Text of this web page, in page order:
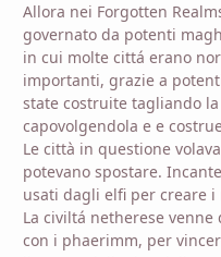
Allora nei Forgotten
governato da potenti
in cui molte cittá erano
importanti, grazie a
state costruite tagliando
capovolgendola e e
Le città in questione
potevano spostare.
usati dagli elfi per creare i
La civiltá netherese
con i phaerimm, per